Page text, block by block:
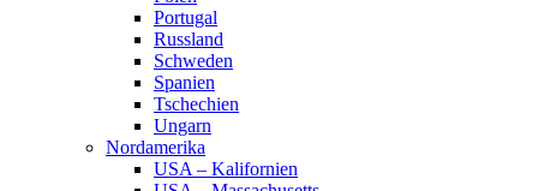
Portugal
Russland
Schweden
Spanien
Tschechien
Ungarn
Nordamerika
USA – Kalifornien